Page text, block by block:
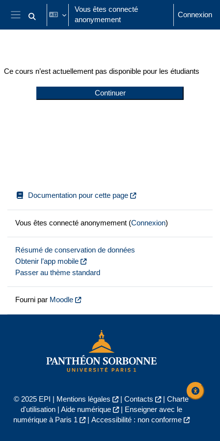
Passer au contenu principal
Panneau latéral
Activer/désactiver la saisie de recherche
Vous êtes connecté
anonymement
Connexion
Ce cours n’est actuellement pas disponible pour les étudiants
Continuer
Documentation pour cette page
Vous êtes connecté anonymement (Connexion)
Résumé de conservation de données
Obtenir l’app mobile
Passer au thème standard
Fourni par Moodle
© 2025 EPI | Mentions légales | Contacts | Charte
d'utilisation| Aide numérique |
Enseigner avec le
numérique à Paris 1
| Accessibilité : non conforme